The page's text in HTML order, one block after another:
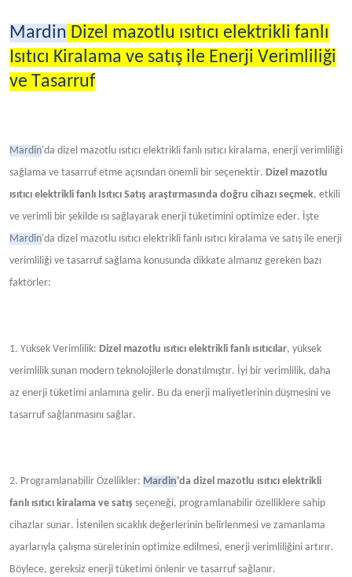
Mardin Dizel mazotlu ısıtıcı elektrikli fanlı
Isıtıcı Kiralama ve satış ile Enerji Verimliliği
ve Tasarruf
Mardin'da dizel mazotlu ısıtıcı elektrikli fanlı ısıtıcı kiralama, enerji verimliliği
sağlama ve tasarruf etme açısından önemli bir seçenektir. Dizel mazotlu
ısıtıcı elektrikli fanlı Isıtıcı Satış araştırmasında doğru cihazı seçmek, etkili
ve verimli bir şekilde ısı sağlayarak enerji tüketimini optimize eder. İşte
Mardin'da dizel mazotlu ısıtıcı elektrikli fanlı ısıtıcı kiralama ve satış ile enerji
verimliliği ve tasarruf sağlama konusunda dikkate almanız gereken bazı
faktörler:
1. Yüksek Verimlilik: Dizel mazotlu ısıtıcı elektrikli fanlı ısıtıcılar, yüksek
verimlilik sunan modern teknolojilerle donatılmıştır. İyi bir verimlilik, daha
az enerji tüketimi anlamına gelir. Bu da enerji maliyetlerinin düşmesini ve
tasarruf sağlanmasını sağlar.
2. Programlanabilir Özellikler: Mardin'da dizel mazotlu ısıtıcı elektrikli
fanlı ısıtıcı kiralama ve satış seçeneği, programlanabilir özelliklere sahip
cihazlar sunar. İstenilen sıcaklık değerlerinin belirlenmesi ve zamanlama
ayarlarıyla çalışma sürelerinin optimize edilmesi, enerji verimliliğini artırır.
Böylece, gereksiz enerji tüketimi önlenir ve tasarruf sağlanır.